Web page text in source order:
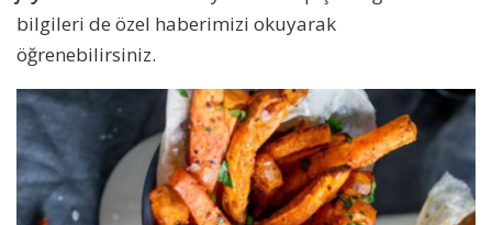
bilgileri de özel haberimizi okuyarak
öğrenebilirsiniz.